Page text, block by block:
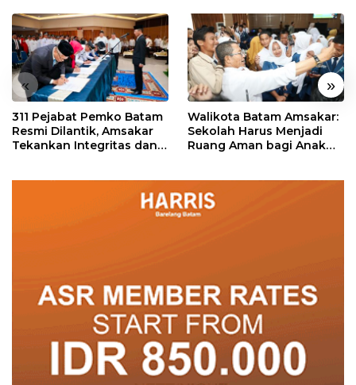
« »
311 Pejabat Pemko Batam
Resmi Dilantik, Amsakar
Tekankan Integritas dan
Walikota Batam Amsakar:
Sekolah Harus Menjadi
Ruang Aman bagi Anak